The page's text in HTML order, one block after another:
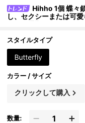
Hihho 1個 蝶々
し、セクシーまたは可
スタイルタイプ
Butterfly
カラー / サイズ
クリックして購入
数量: